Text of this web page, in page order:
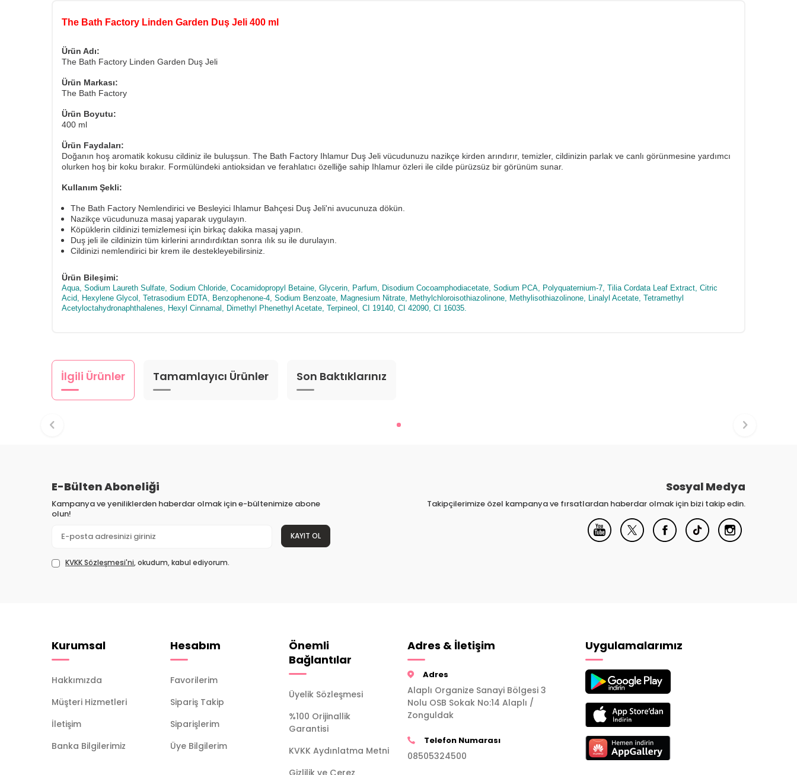
The Bath Factory Linden Garden Duş Jeli 400 ml
Ürün Adı:
The Bath Factory Linden Garden Duş Jeli
Ürün Markası:
The Bath Factory
Ürün Boyutu:
400 ml
Ürün Faydaları:
Doğanın hoş aromatik kokusu cildiniz ile buluşsun. The Bath Factory Ihlamur Duş Jeli vücudunuzu nazikçe kirden arındırır, temizler, cildinizin parlak ve canlı görünmesine yardımcı
olurken hoş bir koku bırakır. Formülündeki antioksidan ve ferahlatıcı özelliğe sahip Ihlamur özleri ile cilde pürüzsüz bir görünüm sunar.
Kullanım Şekli:
The Bath Factory Nemlendirici ve Besleyici Ihlamur Bahçesi Duş Jeli'ni avucunuza dökün.
Nazikçe vücudunuza masaj yaparak uygulayın.
Köpüklerin cildinizi temizlemesi için birkaç dakika masaj yapın.
Duş jeli ile cildinizin tüm kirlerini arındırdıktan sonra ılık su ile durulayın.
Cildinizi nemlendirici bir krem ile destekleyebilirsiniz.
Ürün Bileşimi:
Aqua, Sodium Laureth Sulfate, Sodium Chloride, Cocamidopropyl Betaine, Glycerin, Parfum, Disodium Cocoamphodiacetate, Sodium PCA, Polyquaternium-7, Tilia Cordata Leaf Extract, Citric
Acid, Hexylene Glycol, Tetrasodium EDTA, Benzophenone-4, Sodium Benzoate, Magnesium Nitrate, Methylchloroisothiazolinone, Methylisothiazolinone, Linalyl Acetate, Tetramethyl
Acetyloctahydronaphthalenes, Hexyl Cinnamal, Dimethyl Phenethyl Acetate, Terpineol, CI 19140, CI 42090, CI 16035.
İlgili Ürünler Tamamlayıcı Ürünler Son Baktıklarınız
E-Bülten Aboneliği
Kampanya ve yeniliklerden haberdar olmak için e-bültenimize abone
olun!
KAYIT OL
KVKK Sözleşmesi'ni, okudum, kabul ediyorum.
Sosyal Medya
Takipçilerimize özel kampanya ve fırsatlardan haberdar olmak için bizi takip edin.
Kurumsal
Hakkımızda
Müşteri Hizmetleri
İletişim
Banka Bilgilerimiz
Hesabım
Favorilerim
Sipariş Takip
Siparişlerim
Üye Bilgilerim
Önemli
Bağlantılar
Üyelik Sözleşmesi
%100 Orijinallik
Garantisi
KVKK Aydınlatma Metni
Adres & İletişim
Adres
Alaplı Organize Sanayi Bölgesi 3
Nolu OSB Sokak No:14 Alaplı /
Zonguldak
Telefon Numarası
08505324500
Uygulamalarımız